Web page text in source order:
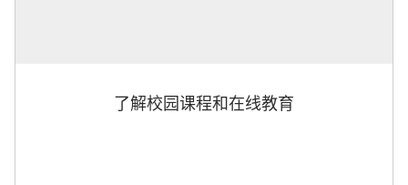
了解校园课程和在线教育